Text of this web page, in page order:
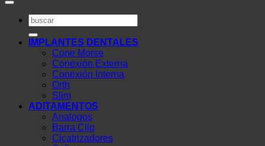
Buscar
por:
IMPLANTES DENTALES
Cone Morse
Conexión Externa
Conexión Interna
Orth
Slim
ADITAMENTOS
Analogos
Barra Clip
Cicatrizadores